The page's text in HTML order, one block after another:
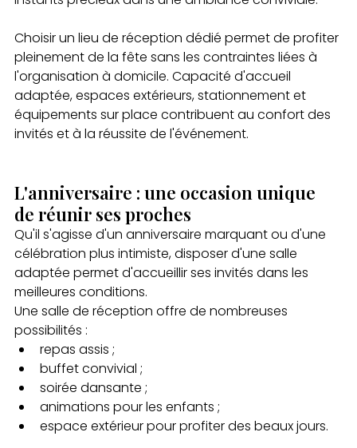
Choisir un lieu de réception dédié permet de profiter
pleinement de la fête sans les contraintes liées à
l'organisation à domicile. Capacité d'accueil
adaptée, espaces extérieurs, stationnement et
équipements sur place contribuent au confort des
invités et à la réussite de l'événement.
L'anniversaire : une occasion unique
de réunir ses proches
Qu'il s'agisse d'un anniversaire marquant ou d'une
célébration plus intimiste, disposer d'une salle
adaptée permet d'accueillir ses invités dans les
meilleures conditions.
Une salle de réception offre de nombreuses
possibilités :
repas assis ;
buffet convivial ;
soirée dansante ;
animations pour les enfants ;
espace extérieur pour profiter des beaux jours.